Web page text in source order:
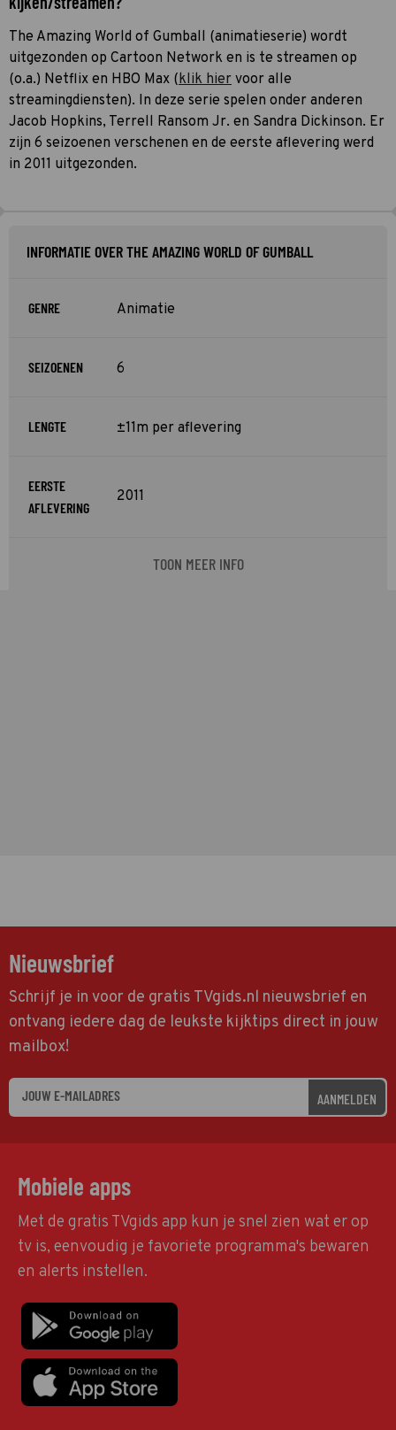
The Amazing World of Gumball (animatieserie) wordt
uitgezonden op Cartoon Network en is te streamen op
(o.a.) Netflix en HBO Max (klik hier voor alle
streamingdiensten). In deze serie spelen onder anderen
Jacob Hopkins, Terrell Ransom Jr. en Sandra Dickinson. Er
zijn 6 seizoenen verschenen en de eerste aflevering werd
in 2011 uitgezonden.
INFORMATIE OVER THE AMAZING WORLD OF GUMBALL
GENRE Animatie
SEIZOENEN 6
LENGTE ±11m per aflevering
EERSTE
AFLEVERING
2011
TOON MEER INFO
Nieuwsbrief
Schrijf je in voor de gratis TVgids.nl nieuwsbrief en
ontvang iedere dag de leukste kijktips direct in jouw
mailbox!
AANMELDEN
Mobiele apps
Met de gratis TVgids app kun je snel zien wat er op
tv is, eenvoudig je favoriete programma's bewaren
en alerts instellen.